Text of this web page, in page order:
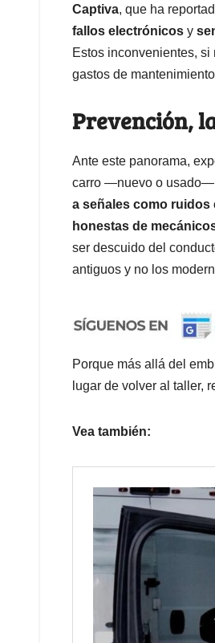
Captiva, que ha
fallos electrónicos y
Estos inconvenientes,
gastos de
Prevención,
Ante este panorama,
carro —nuevo o
a señales como
honestas de
ser descuido del
antiguos y no los
Porque más allá del
lugar de volver al taller,
Vea también: